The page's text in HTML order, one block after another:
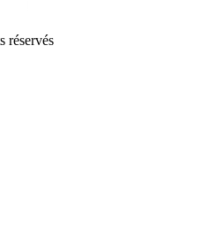
réservés